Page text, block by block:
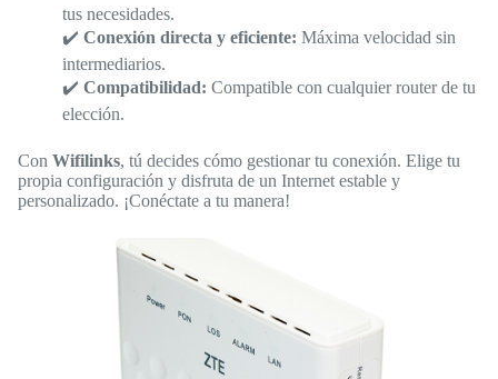
tus necesidades.
✔️ Conexión directa y eficiente: Máxima velocidad sin
intermediarios.
✔️ Compatibilidad: Compatible con cualquier router de tu
elección.
Con Wifilinks, tú decides cómo gestionar tu conexión. Elige tu
propia configuración y disfruta de un Internet estable y
personalizado. ¡Conéctate a tu manera!